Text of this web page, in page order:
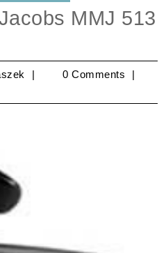
MMJ 513
modraszek
0 Comments